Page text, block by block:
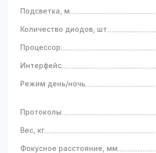
Гарантии и доставка.
соответствии с Законом
Больше информации о камера
Подсветка, м
Количество диодов, шт
Процессор
Интерфейс
Режим день/ночь
Протоколы
Вес, кг
Фокусное расстояние, мм